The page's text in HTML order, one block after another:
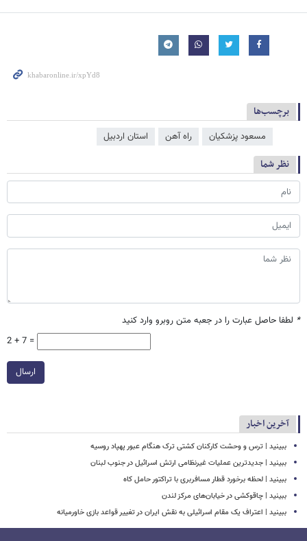
برچسب‌ها
مسعود پزشکیان راه آهن استان اردبیل
نظر شما
* لطفا حاصل عبارت را در جعبه متن روبرو وارد کنید
2 + 7 =
ارسال
آخرین اخبار
ببینید | ترس و وحشت کارکنان کشتی ترک هنگام عبور پهپاد روسیه
ببینید | جدیدترین عملیات غیرنظامی ارتش اسرائیل در جنوب لبنان
ببینید | لحظه برخورد قطار مسافربری با تراکتور حامل کاه
ببینید | چاقوکشی در خیابان‌های مرکز لندن
ببینید | اعتراف یک مقام اسرائیلی به نقش ایران در تغییر قواعد بازی خاورمیانه